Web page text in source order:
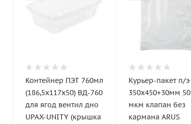
Контейнер ПЭТ 760мл
(186,5х117х50) ВД-760
для ягод вентил дно
UPAX-UNITY (крышка
Курьер-пакет п/э
350х450+30мм 50
мкм клапан без
кармана ARUS